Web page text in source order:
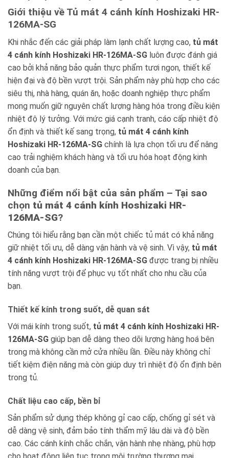
Giới thiệu về Tủ mát 4 cánh kính Hoshizaki HR-
126MA-SG
Khi nhắc đến các giải pháp làm lạnh chất lượng cao, tủ mát
4 cánh kính Hoshizaki HR-126MA-SG luôn được đánh giá
cao bởi khả năng bảo quản thực phẩm tươi ngon, thiết kế
hiện đại và độ bền vượt trội. Sản phẩm này phù hợp cho các
siêu thị, nhà hàng, quán ăn, hoặc doanh nghiệp thực phẩm
mong muốn giữ nguyên chất lượng hàng hóa trong điều kiện
nhiệt độ lý tưởng. Với mức giá cạnh tranh, cáo cấp nhiệt độ
ổn định và thiết kế sang trọng, tủ mát 4 cánh kính
Hoshizaki HR-126MA-SG chính là lựa chọn tối ưu để nâng
cao trải nghiệm khách hàng và tối ưu hóa hoạt động kinh
doanh của bạn.
Những điểm nổi bật của sản phẩm – Tại sao
chọn tủ mát 4 cánh kính Hoshizaki HR-
126MA-SG?
Chúng tôi hiểu rằng bạn cần một chiếc tủ mát có khả năng
giữ nhiệt tối ưu, dễ dàng vận hành và vệ sinh. Vì vậy, tủ mát
4 cánh kính Hoshizaki HR-126MA-SG được trang bị nhiều
tính năng vượt trội để phục vụ tốt nhất cho nhu cầu của
bạn.
Thiết kế kính trong suốt, dễ quan sát
Với mái kính trong suốt, tủ mát 4 cánh kính Hoshizaki HR-
126MA-SG giúp bạn dễ dàng theo dõi lượng hàng hoá bên
trong mà không cần mở cửa nhiều lần. Điều này không chỉ
tiết kiệm điện năng mà còn giúp duy trì nhiệt độ ổn định bên
trong tủ.
Chất liệu cao cấp, bền bỉ
Sản phẩm sử dụng thép không gỉ cao cấp, chống gỉ sét và
dễ dàng vệ sinh, đảm bảo tính thẩm mỹ lâu dài và độ bền
cao. Các cánh kính chắc chắn, vận hành nhẹ nhàng, phù hợp